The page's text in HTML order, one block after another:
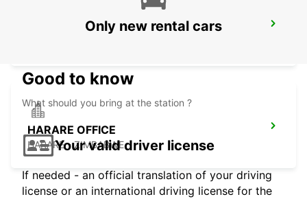
FRANCISTOWN AIRPORT
HARARE OFFICE
HARARE - ZIMBABWE
Only new rental cars
Good to know
What should you bring at the station ?
Your valid driver license
If needed - an official translation of your driving
license or an international driving license for the